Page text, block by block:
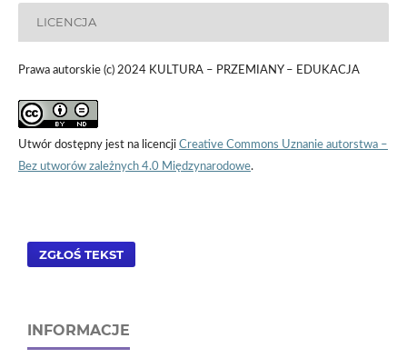
LICENCJA
Prawa autorskie (c) 2024 KULTURA – PRZEMIANY – EDUKACJA
Utwór dostępny jest na licencji Creative Commons Uznanie autorstwa –
Bez utworów zależnych 4.0 Międzynarodowe.
ZGŁOŚ TEKST
INFORMACJE